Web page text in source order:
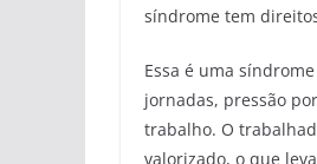
síndrome tem
Essa é uma
jornadas, pressão
trabalho. O
valorizado, o que